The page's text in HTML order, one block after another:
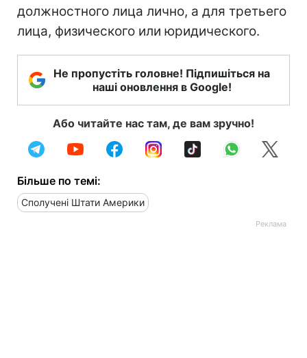
должностного лица лично, а для третьего
лица, физического или юридического.
Не пропустіть головне! Підпишіться на
наші оновлення в Google!
Або читайте нас там, де вам зручно!
Більше по темі:
Сполучені Штати Америки